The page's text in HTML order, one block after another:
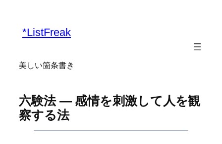
*ListFreak
美しい箇条書き
六験法 ― 感情を刺激して人を観
察する法